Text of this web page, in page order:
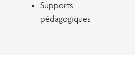
Supports
pédagogiques